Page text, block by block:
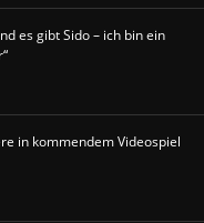
es gibt Sido – ich bin ein
in kommendem Videospiel